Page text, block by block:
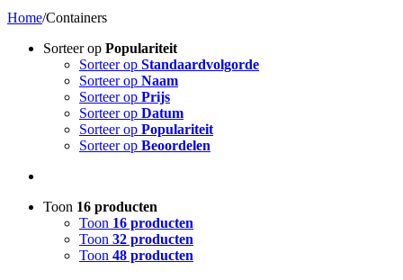
Home/Containers
Sorteer op Populariteit
Sorteer op Standaardvolgorde
Sorteer op Naam
Sorteer op Prijs
Sorteer op Datum
Sorteer op Populariteit
Sorteer op Beoordelen
Toon 16 producten
Toon 16 producten
Toon 32 producten
Toon 48 producten